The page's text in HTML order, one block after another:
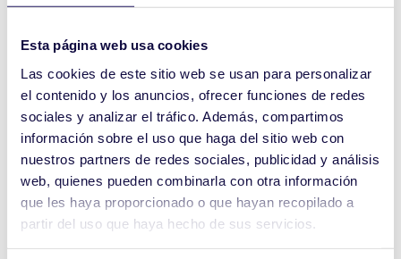
Esta página web usa cookies
Las cookies de este sitio web se usan para personalizar
el contenido y los anuncios, ofrecer funciones de redes
sociales y analizar el tráfico. Además, compartimos
información sobre el uso que haga del sitio web con
nuestros partners de redes sociales, publicidad y análisis
web, quienes pueden combinarla con otra información
que les haya proporcionado o que hayan recopilado a
partir del uso que haya hecho de sus servicios.